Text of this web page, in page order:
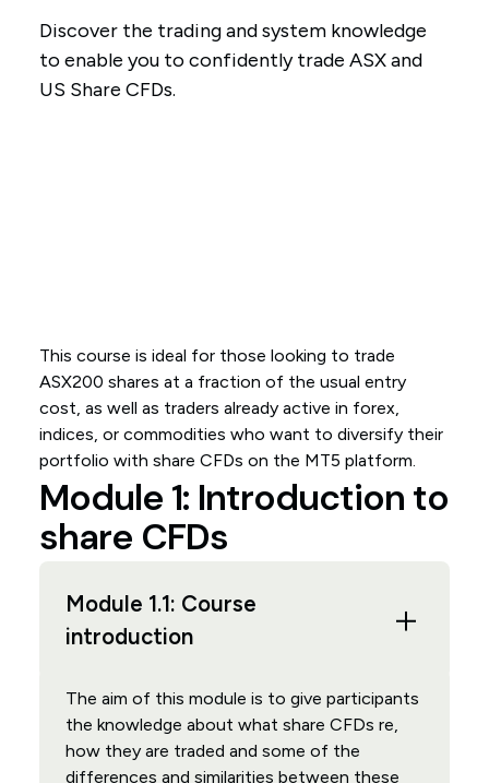
Discover the trading and system knowledge
to enable you to confidently trade ASX and
US Share CFDs.
This course is ideal for those looking to trade
ASX200 shares at a fraction of the usual entry
cost, as well as traders already active in forex,
indices, or commodities who want to diversify their
portfolio with share CFDs on the MT5 platform.
Module 1: Introduction to
share CFDs
Module 1.1: Course
introduction
The aim of this module is to give participants
the knowledge about what share CFDs re,
how they are traded and some of the
differences and similarities between these